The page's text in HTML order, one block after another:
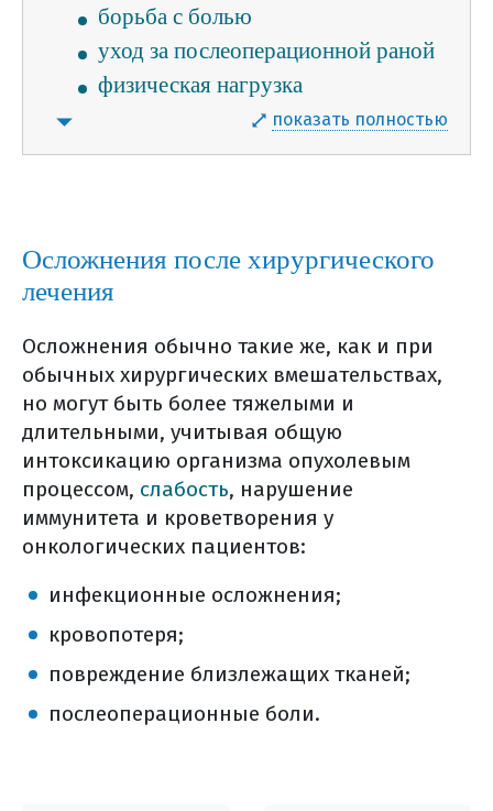
борьба с болью
уход за послеоперационной раной
физическая нагрузка
показать полностью
Осложнения после хирургического
лечения
Осложнения обычно такие же, как и при
обычных хирургических вмешательствах,
но могут быть более тяжелыми и
длительными, учитывая общую
интоксикацию организма опухолевым
процессом, слабость, нарушение
иммунитета и кроветворения у
онкологических пациентов:
инфекционные осложнения;
кровопотеря;
повреждение близлежащих тканей;
послеоперационные боли.